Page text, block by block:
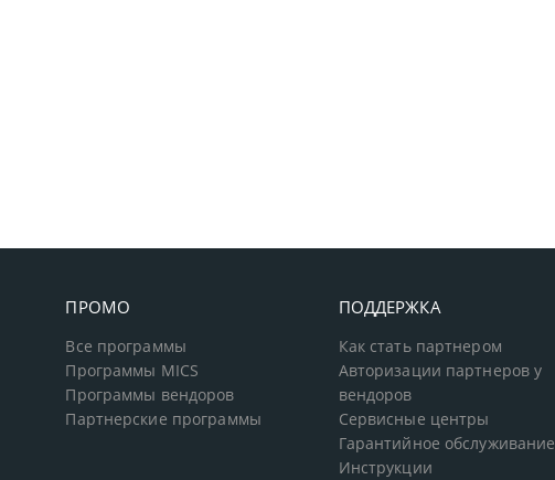
ПРОМО
Все программы
Программы MICS
Программы вендоров
Партнерские программы
ПОДДЕРЖКА
Как стать партнером
Авторизации партнеров у
вендоров
Сервисные центры
Гарантийное обслуживание
Инструкции